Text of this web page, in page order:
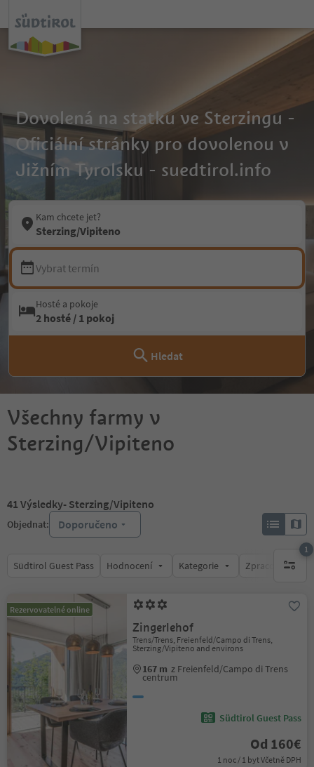
Dovolená na statku ve Sterzingu -
Oficiální stránky pro dovolenou v
Jižním Tyrolsku - suedtirol.info
Kam chcete jet?
Sterzing/Vipiteno
Vybrat termín
Hosté a pokoje
2 hosté / 1 pokoj
Hledat
Všechny farmy v
Sterzing/Vipiteno
41 Výsledky- Sterzing/Vipiteno
Objednat: Doporučeno
Südtirol Guest Pass Hodnocení Kategorie Zpracovává
1
1
Rezervovatelné online
Zingerlehof
Trens/Trens, Freienfeld/Campo di Trens,
Sterzing/Vipiteno and environs
167 m z Freienfeld/Campo di Trens
centrum
Südtirol Guest Pass
Od 160€
1 noc / 1 byt Včetně DPH